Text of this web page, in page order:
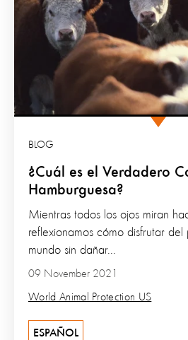
¿Cuál es el Verdadero
Hamburguesa?
BLOG
09 November 2021
World Animal Protection US
Mientras todos los ojos miran
reflexionamos cómo disfrutar
mundo sin dañar...
ESPAÑOL